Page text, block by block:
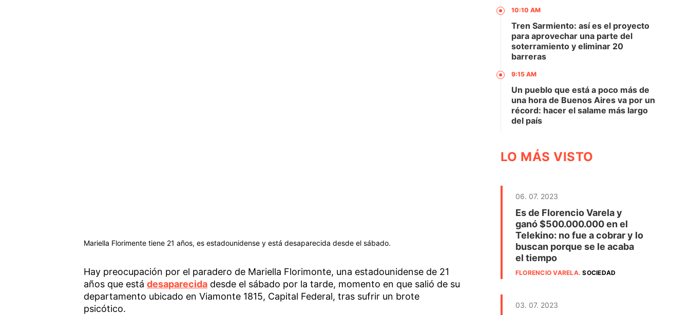
Mariella Florimente tiene 21 años, es estadounidense y está desaparecida desde el sábado.
Hay preocupación por el paradero de Mariella Florimonte, una estadounidense de 21
años que está desaparecidadesde el sábado por la tarde, momento en que salió de su
departamento ubicado en Viamonte 1815, Capital Federal, tras sufrir un brote
psicótico.
10:10 AM
Tren Sarmiento: así es el proyecto
para aprovechar una parte del
soterramiento y eliminar 20
barreras
9:15 AM
Un pueblo que está a poco más de
una hora de Buenos Aires va por un
récord: hacer el salame más largo
del país
LO MÁS VISTO
06. 07. 2023
Es de Florencio Varela y
ganó $500.000.000 en el
Telekino: no fue a cobrar y lo
buscan porque se le acaba
el tiempo
FLORENCIO VARELA.SOCIEDAD
03. 07. 2023